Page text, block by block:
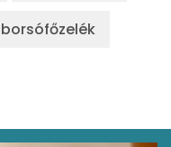
borsófőzelék